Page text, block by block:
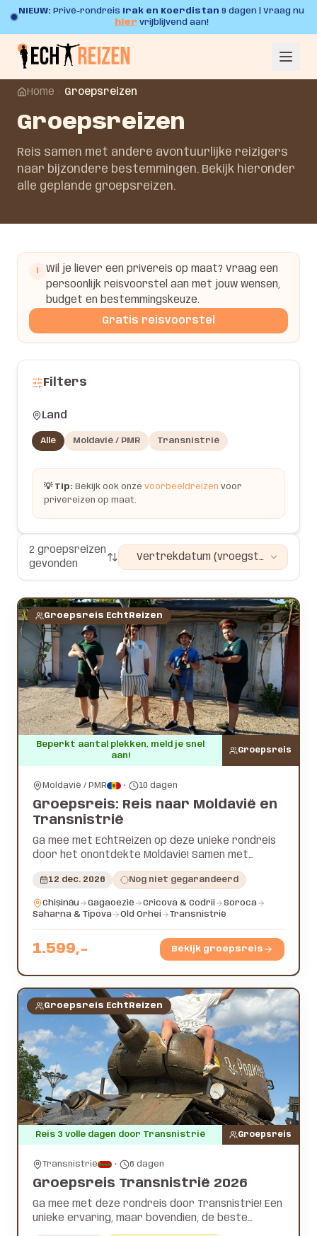
NIEUW: Privé-rondreis Irak en Koerdistan 9 dagen | Vraag nu
hier vrijblijvend aan!
Home Groepsreizen
Groepsreizen
Reis samen met andere avontuurlijke reizigers
naar bijzondere bestemmingen. Bekijk hieronder
alle geplande groepsreizen.
i
Wil je liever een privéreis op maat? Vraag een
persoonlijk reisvoorstel aan met jouw wensen,
budget en bestemmingskeuze.
Gratis reisvoorstel
2 groepsreizen
gevonden
Vertrekdatum (vroegst
eerst)
Groepsreis EchtReizen
Beperkt aantal plekken, meld je snel
aan!
Groepsreis
Moldavië / PMR • 10 dagen
Groepsreis: Reis naar Moldavië en
Transnistrië
Ga mee met EchtReizen op deze unieke rondreis
door het onontdekte Moldavië! Samen met
reisleider Benjamin (@reismetbenjamin) ga je een
hele bijzondere reis tegemoet!
12 dec. 2026 Nog niet gegarandeerd
Chișinău Gagaoezië Cricova & Codrii
Soroca
Saharna & Tipova
Old Orhei Transnistrië
1.599,- Bekijk groepsreis
Groepsreis EchtReizen
Reis 3 volle dagen door Transnistrië Groepsreis
Transnistrië • 6 dagen
Groepsreis Transnistrië 2026
Ga mee met deze rondreis door Transnistrië! Een
unieke ervaring, maar bovendien, de beste
rondreis van 2026!
Filters
Land
Alle Moldavië / PMR Transnistrië
💡 Tip: Bekijk ook onze voorbeeldreizen voor
privéreizen op maat.